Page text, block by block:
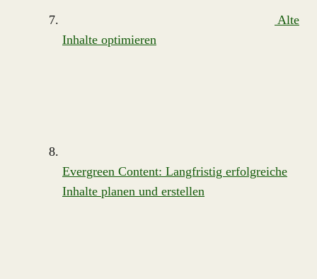
Alte
Inhalte optimieren
Evergreen Content: Langfristig erfolgreiche
Inhalte planen und erstellen